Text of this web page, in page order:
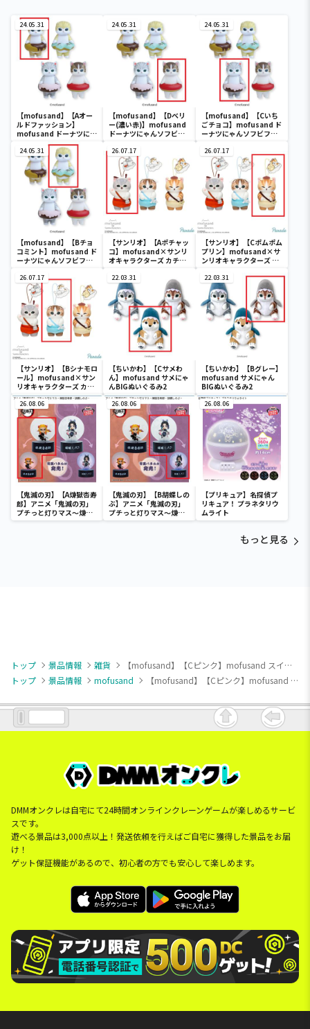
24.05.31
【mofusand】【Aオー
ルドファッション】
mofusand ドーナツにゃ
んソフビフィギュア
24.05.31
【mofusand】【Dベリ
ー(濃い赤)】mofusand
ドーナツにゃんソフビフ
24.05.31
【mofusand】【Cいち
ごチョコ】mofusand ド
ーナツにゃんソフビフィ
24.05.31
【mofusand】【Bチョ
コミント】mofusand ド
ーナツにゃんソフビフィ
26.07.17
【サンリオ】【Aポチャッ
コ】mofusand×サンリ
オキャラクターズ カチュ
26.07.17
【サンリオ】【Cポムポム
プリン】mofusand×サ
ンリオキャラクターズ カ
26.07.17
【サンリオ】【Bシナモロ
ール】mofusand×サン
リオキャラクターズ カチ
ューシャマスコット②
22.03.31
【ちいかわ】【Cサメわ
ん】mofusand サメにゃ
んBIGぬいぐるみ2
22.03.31
【ちいかわ】【Bグレー】
mofusand サメにゃん
BIGぬいぐるみ2
26.08.06
【鬼滅の刃】【A煉獄杏寿
郎】アニメ「鬼滅の刃」
プチっと灯りマス～煉獄
杏寿郎・胡蝶しのぶ～
26.08.06
【鬼滅の刃】【B胡蝶しの
ぶ】アニメ「鬼滅の刃」
プチっと灯りマス～煉獄
杏寿郎・胡蝶しのぶ～
26.08.06
【プリキュア】名探偵プ
リキュア！ プラネタリウ
ムライト
もっと見る
トップ 景品情報 雑貨
【mofusand】【Cピンク】mofusand スイーツにゃんなジュエリーミニケース
トップ
景品情報 mofusand 【mofusand】【Cピンク】mofusand スイーツにゃんなジュエリーミニケース
DMMオンクレは自宅にて24時間オンラインクレーンゲームが楽しめるサービ
スです。
遊べる景品は3,000点以上！発送依頼を行えばご自宅に獲得した景品をお届
け！
ゲット保証機能があるので、初心者の方でも安心して楽しめます。